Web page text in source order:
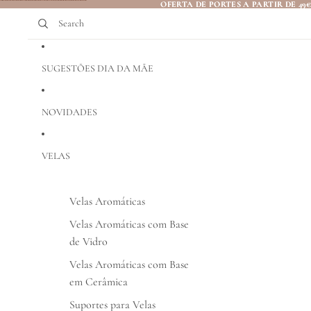
OFERTA DE PORTES A PARTIR DE 49€
OFERTA DE PORTES A PARTIR DE 49€
Search
SUGESTÕES DIA DA MÃE
NOVIDADES
VELAS
Velas Aromáticas
Velas Aromáticas com Base
de Vidro
Velas Aromáticas com Base
em Cerâmica
Suportes para Velas